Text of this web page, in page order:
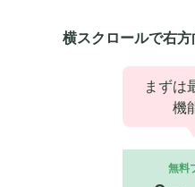
横スクロールで右
まずは
機
無料